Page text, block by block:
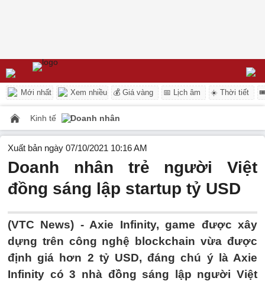
Mới nhất Xem nhiều 💰 Giá vàng 📅 Lịch âm ☀️ Thời tiết
Kinh tế Doanh nhân
Xuất bản ngày 07/10/2021 10:16 AM
Doanh nhân trẻ người Việt
đồng sáng lập startup tỷ USD
(VTC News) - Axie Infinity, game được xây
dựng trên công nghệ blockchain vừa được
định giá hơn 2 tỷ USD, đáng chú ý là Axie
Infinity có 3 nhà đồng sáng lập người Việt